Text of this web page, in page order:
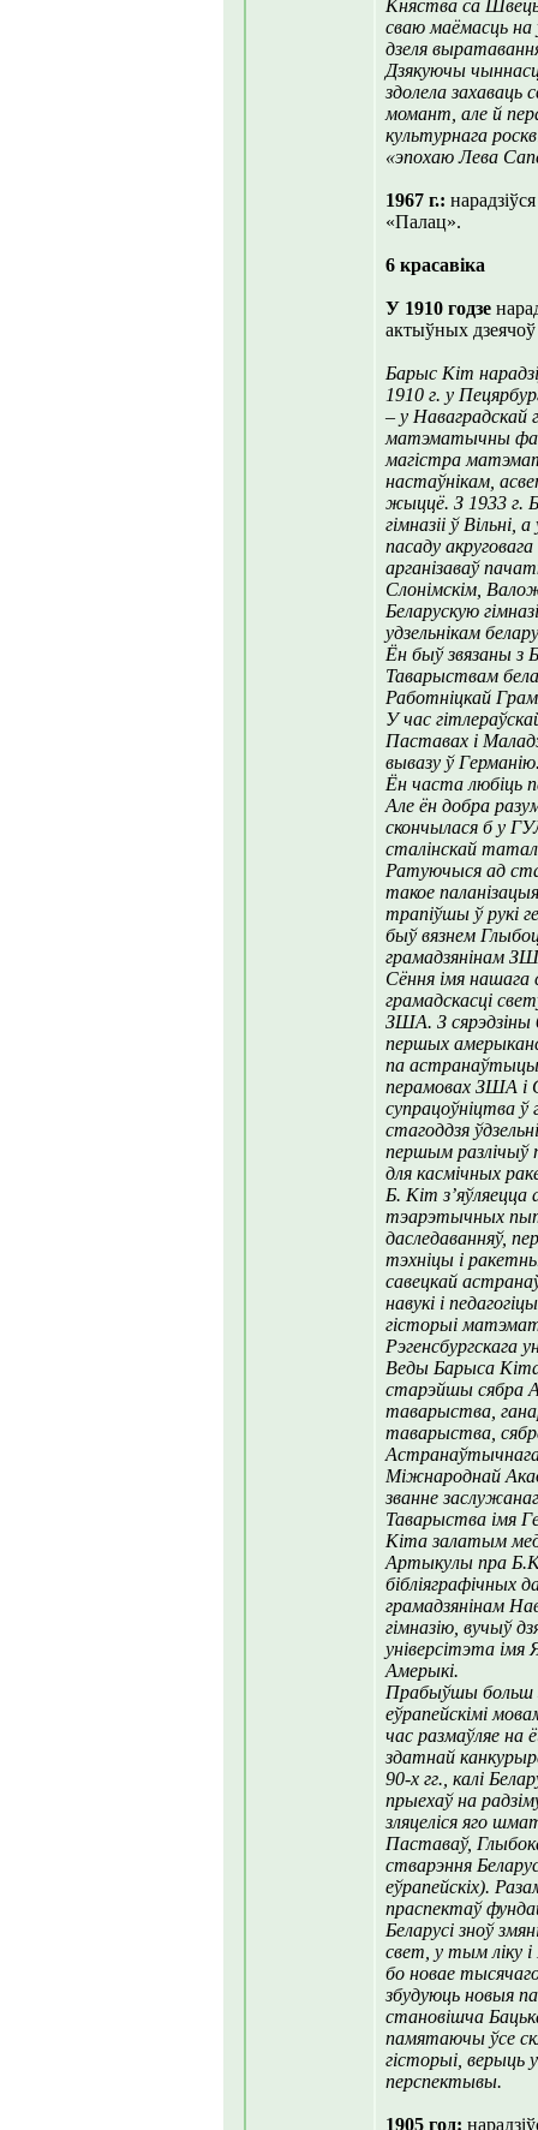
Княства са
сваю маёмасць на
дзеля
Дзякуючы
здолела
момант, але й
культурнага
«эпохаю Лева
1967 г.:
«Палац».
6 красавіка
У 1910 годзе
актыўных дзеячоў
Барыс Кіт
1910 г. у
– у Наваградскай
матэматычны
магістра
настаўнікам,
жыццё. З 1933 г.
гімназіі ў
пасаду
арганізаваў
Слонімскім,
Беларускую
удзельнікам
Ён быў звязаны з
Таварыствам
Работніцкай
У час
Паставах і
вывазу ў
Ён часта любіць
Але ён добра
скончылася б у
сталінскай
Ратуючыся ад
такое
трапіўшы ў рукі
быў вязнем
грамадзянінам
Сёння імя нашага
грамадскасці
ЗША. З сярэдзіны
першых
па астранаўтыцы
перамовах ЗША і
супрацоўніцтва ў
стагоддзя
першым разлічыў
для касмічных
Б. Кіт
тэарэтычных
даследаванняў,
тэхніцы і
савецкай
навукі і
гісторыі
Рэгенсбургскага
Веды Барыса
старэйшы сябра
таварыства,
таварыства,
Міжнароднай
званне
Таварыства імя
Кіта залатым
Артыкулы пра
бібліяграфічных
грамадзянінам
гімназію, вучыў
універсітэта імя
Амерыкі.
Прабыўшы больш
еўрапейскімі
час размаўляе на
здатнай
90-х гг., калі
прыехаў на
зляцеліся яго
Паставаў,
стварэння
еўрапейскіх).
праспектаў
Беларусі зноў
свет, у тым ліку
бо новае
збудуюць новыя
становішча
памятаючы ўсе
гісторыі, верыць
перспектывы.
1905 год: